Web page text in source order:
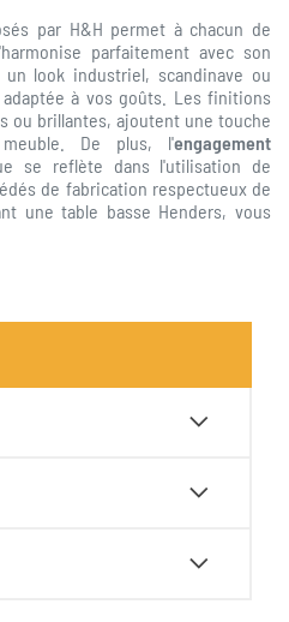
par H&H permet à chacun de
parfaitement avec son
look industriel, scandinave ou
à vos goûts. Les finitions
ou brillantes, ajoutent une touche
De plus, l'engagement
se reflète dans l'utilisation de
de fabrication respectueux de
une table basse Henders, vous